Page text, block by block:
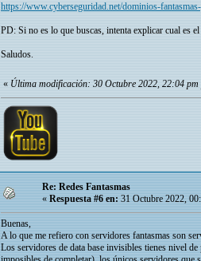
https://www.cyberseguridad.net/dominios-
PD: Si no es lo que buscas, intenta explicar cual es
Saludos.
« Última modificación: 30 Octubre 2022, 22:04
Re: Redes Fantasmas
«Respuesta #6 en:31 Octubre 2022,
Buenas,
A lo que me refiero con servidores fantasmas son
Los servidores de data base invisibles tienes nivel